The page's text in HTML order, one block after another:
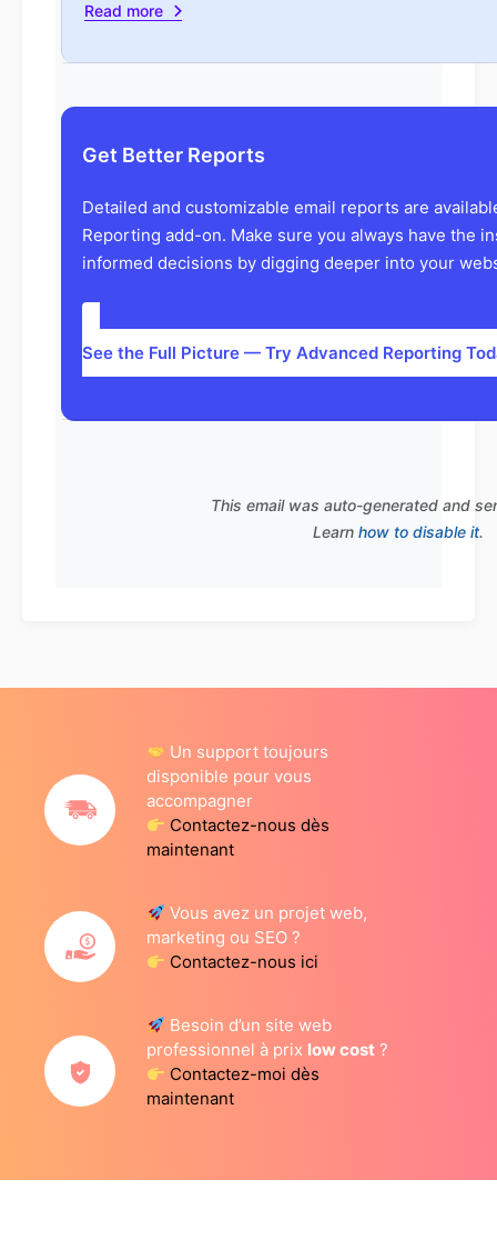
Read more
Get Better Reports
Detailed and customizable email reports are
Reporting add-on. Make sure you always have the
informed decisions by digging deeper into your
See the Full Picture — Try Advanced Reporting
This email was auto-generated and
Learn how to disable it.
Un support toujours
disponible pour vous
accompagner
Contactez-nous dès
maintenant
Vous avez un projet web,
marketing ou SEO ?
Contactez-nous ici
Besoin d’un site web
professionnel à prix low cost ?
Contactez-moi dès
maintenant